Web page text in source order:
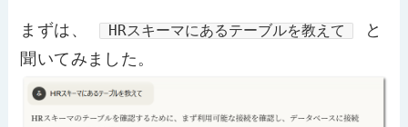
まずは、 HRスキーマにあるテーブルを教えて
と
聞いてみました。